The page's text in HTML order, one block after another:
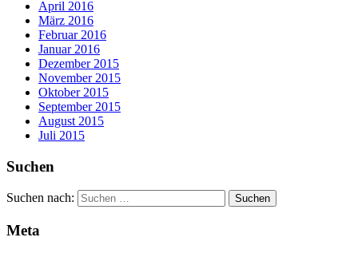
April 2016
März 2016
Februar 2016
Januar 2016
Dezember 2015
November 2015
Oktober 2015
September 2015
August 2015
Juli 2015
Suchen
Suchen nach:
Meta